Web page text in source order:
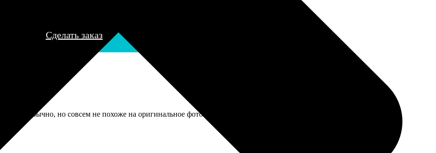
Сделать заказ
и необычно, но совсем не похоже на оригинальное фото. Думала, будет больше сходства, но как арт-объект вполне.